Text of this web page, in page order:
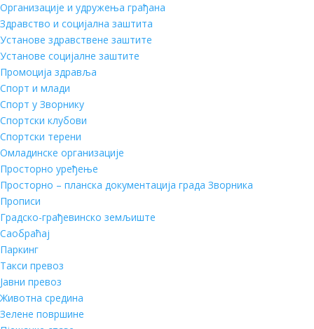
Организације и удружења грађана
Здравство и социјална заштита
Установе здравствене заштите
Установе социјалне заштите
Промоција здравља
Спорт и млади
Спорт у Зворнику
Спортски клубови
Спортски терени
Омладинске организације
Просторно уређење
Просторно – планска документација града Зворника
Прописи
Градско-грађевинско земљиште
Саобраћај
Паркинг
Такси превоз
Јавни превоз
Животна средина
Зелене површине